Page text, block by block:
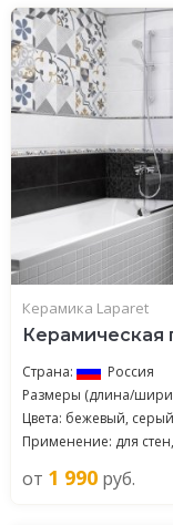
Керамика Laparet
Керамическая
Страна:
Россия
Размеры (длина/
Цвета: бежевый,
Применение: для
от 1 990 руб.